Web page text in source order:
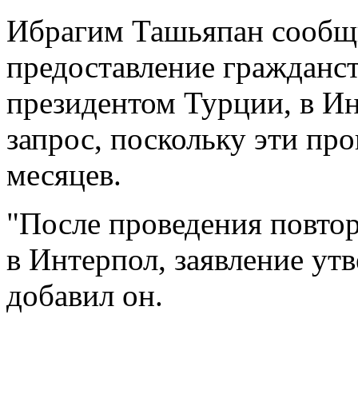
Ибрагим Ташьяпан
предоставление
президентом Турции, в
запрос, поскольку эти
месяцев.
"После проведения
в Интерпол, заявление
добавил он.